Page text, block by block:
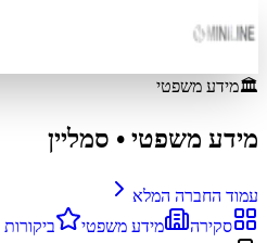
🏛️מידע משפטי
מידע משפטי • סמליין
עמוד החברה המלא
סקירה
מידע משפטי ביקורות